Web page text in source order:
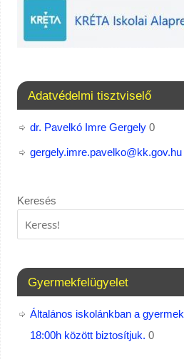
Adatvédelmi tisztviselő
dr. Pavelkó Imre Gergely0
gergely.imre.pavelko@kk.gov.hu
Keresés
Gyermekfelügyelet
Általános iskolánkban a
18:00h között biztosítjuk. 0